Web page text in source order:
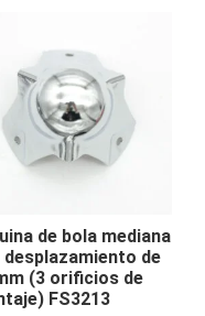
de bola mediana
desplazamiento de
(3 orificios de
FS3213